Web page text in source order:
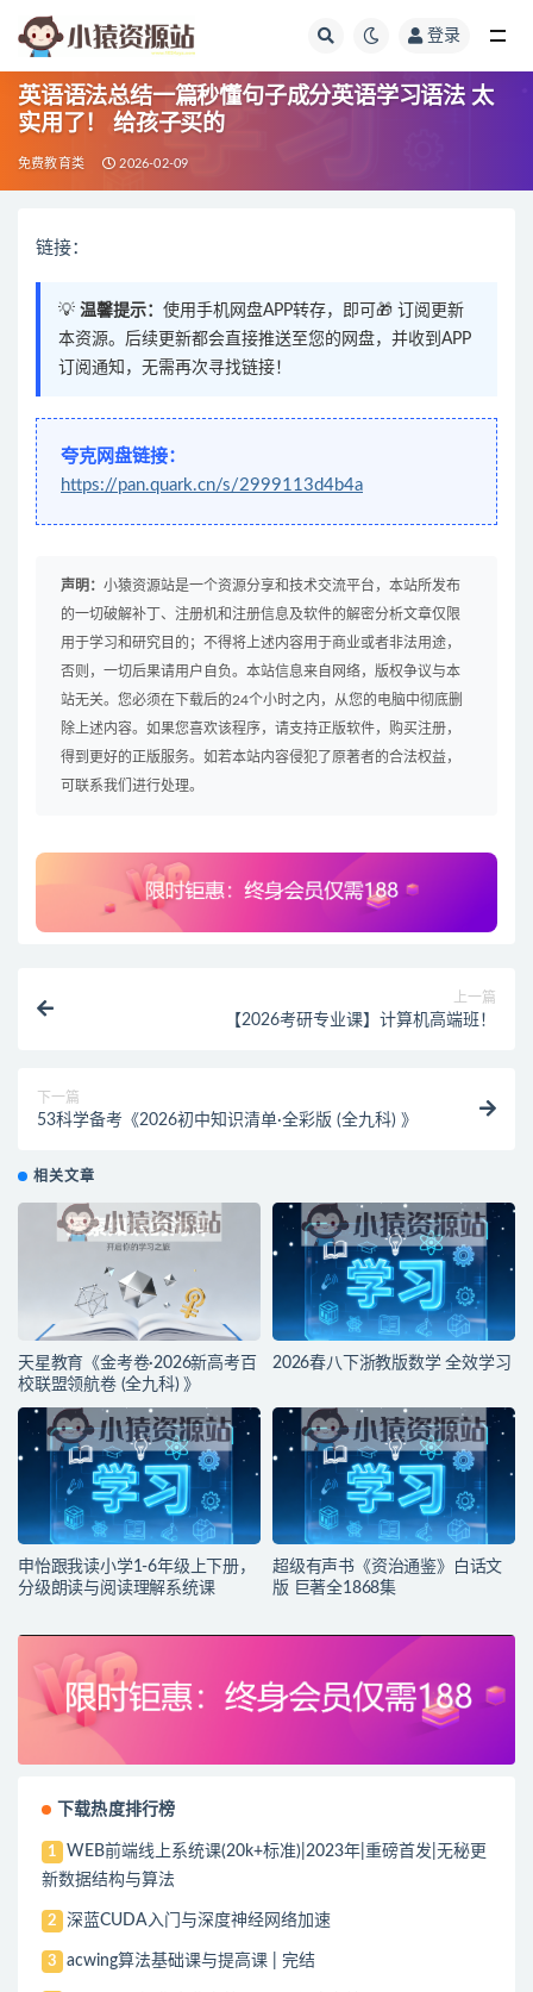
登录
英语语法总结一篇秒懂句子成分英语学习语法 太
实用了！ 给孩子买的
免费教育类 2026-02-09
链接：
💡 温馨提示： 使用手机网盘APP转存，即可🎁 订阅更新
本资源。后续更新都会直接推送至您的网盘，并收到APP
订阅通知，无需再次寻找链接！
夸克网盘链接：
https://pan.quark.cn/s/2999113d4b4a
声明： 小猿资源站是一个资源分享和技术交流平台，本站所发布
的一切破解补丁、注册机和注册信息及软件的解密分析文章仅限
用于学习和研究目的；不得将上述内容用于商业或者非法用途，
否则，一切后果请用户自负。本站信息来自网络，版权争议与本
站无关。您必须在下载后的24个小时之内，从您的电脑中彻底删
除上述内容。如果您喜欢该程序，请支持正版软件，购买注册，
得到更好的正版服务。如若本站内容侵犯了原著者的合法权益，
可联系我们进行处理。
上一篇
【2026考研专业课】计算机高端班！
下一篇
53科学备考《2026初中知识清单·全彩版 (全九科) 》
相关文章
天星教育《金考卷·2026新高考百
校联盟领航卷 (全九科) 》
2026春八下浙教版数学 全效学习
申怡跟我读小学1-6年级上下册，
分级朗读与阅读理解系统课
超级有声书《资治通鉴》白话文
版 巨著全1868集
下载热度排行榜
1
WEB前端线上系统课(20k+标准)|2023年|重磅首发|无秘更
新数据结构与算法
2 深蓝CUDA入门与深度神经网络加速
3 acwing算法基础课与提高课 | 完结